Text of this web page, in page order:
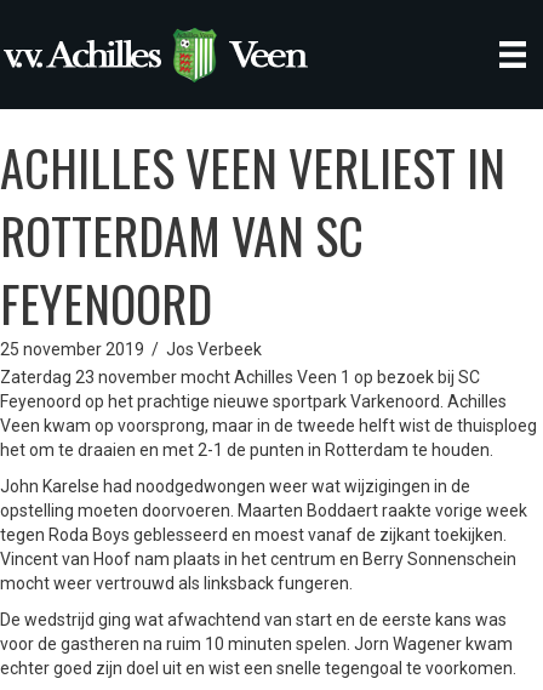
ACHILLES VEEN VERLIEST IN
ROTTERDAM VAN SC
FEYENOORD
25 november 2019 / Jos Verbeek
Zaterdag 23 november mocht Achilles Veen 1 op bezoek bij SC
Feyenoord op het prachtige nieuwe sportpark Varkenoord. Achilles
Veen kwam op voorsprong, maar in de tweede helft wist de thuisploeg
het om te draaien en met 2-1 de punten in Rotterdam te houden.
John Karelse had noodgedwongen weer wat wijzigingen in de
opstelling moeten doorvoeren. Maarten Boddaert raakte vorige week
tegen Roda Boys geblesseerd en moest vanaf de zijkant toekijken.
Vincent van Hoof nam plaats in het centrum en Berry Sonnenschein
mocht weer vertrouwd als linksback fungeren.
De wedstrijd ging wat afwachtend van start en de eerste kans was
voor de gastheren na ruim 10 minuten spelen. Jorn Wagener kwam
echter goed zijn doel uit en wist een snelle tegengoal te voorkomen.